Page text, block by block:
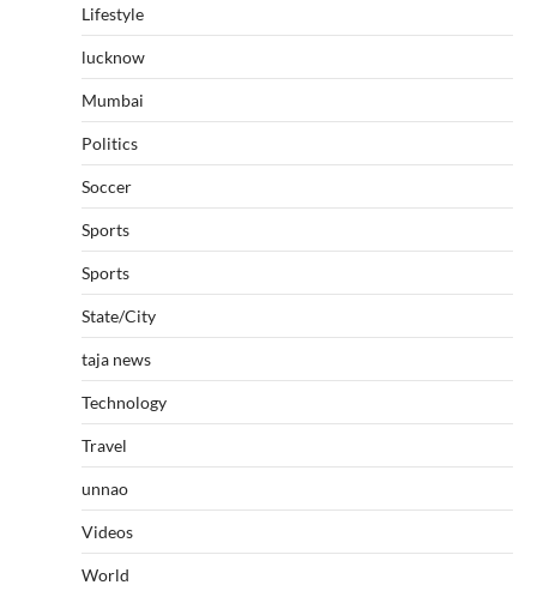
Lifestyle
lucknow
Mumbai
Politics
Soccer
Sports
Sports
State/City
taja news
Technology
Travel
unnao
Videos
World